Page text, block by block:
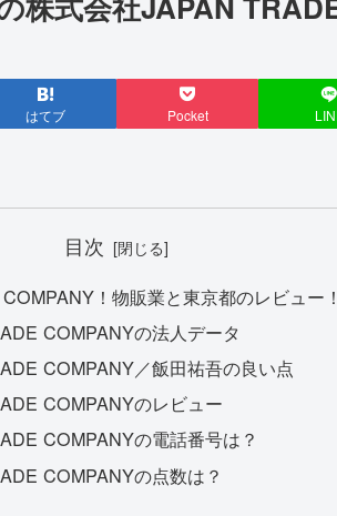
はてブ Pocket
目次
！物販業と東京都のレビュー
COMPANYの法人データ
COMPANY／飯田祐吾の良い点
COMPANYのレビュー
COMPANYの電話番号は？
COMPANYの点数は？